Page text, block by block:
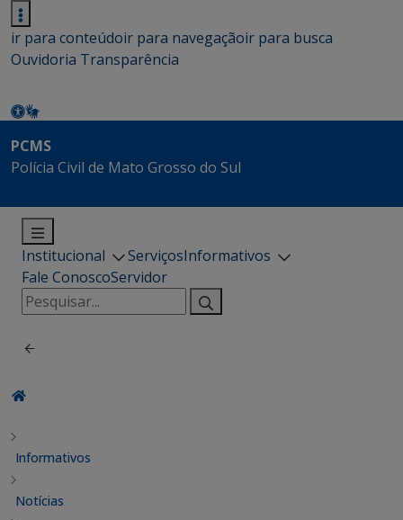
ir para conteúdoir para navegaçãoir para busca
Ouvidoria Transparência
PCMS
Polícia Civil de Mato Grosso do Sul
Institucional ServiçosInformativos
Fale ConoscoServidor
Pesquisar
por:
Informativos
Notícias